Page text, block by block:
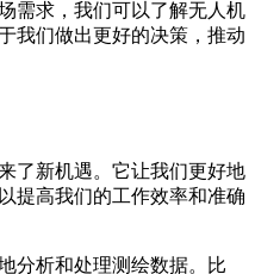
需求，我们可以了解无人机
我们做出更好的决策，推动
了新机遇。它让我们更好地
提高我们的工作效率和准确
分析和处理测绘数据。比